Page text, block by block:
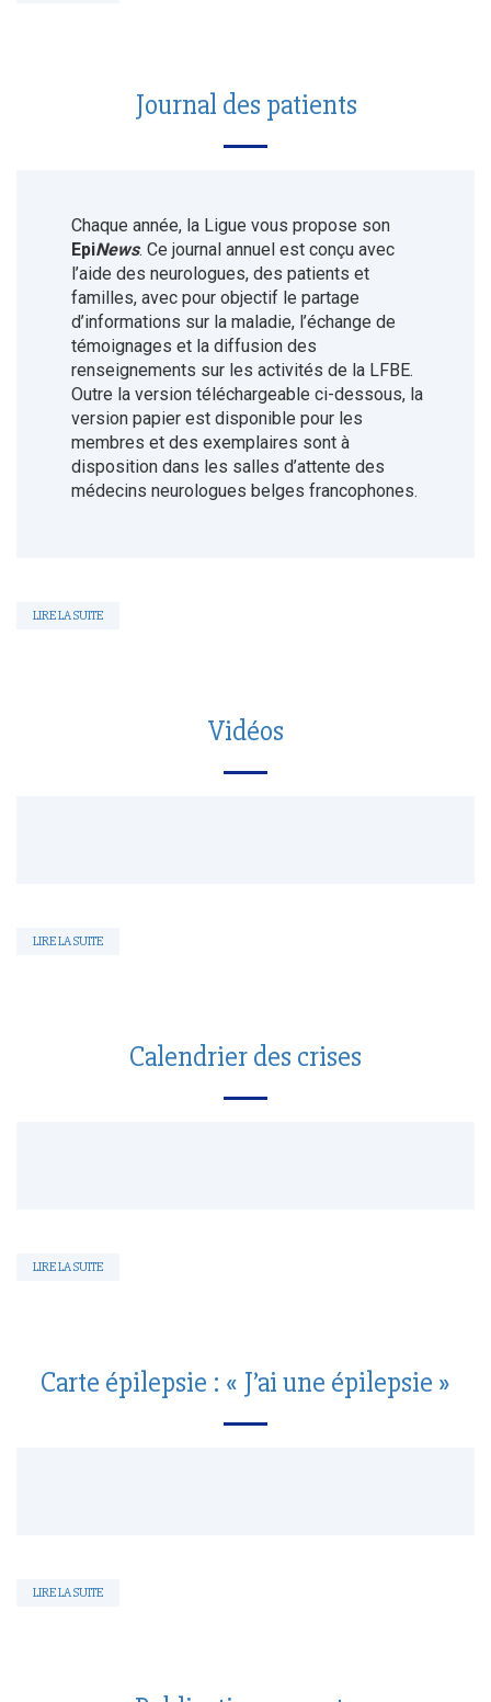
Journal des patients
Chaque année, la Ligue vous propose son
EpiNews. Ce journal annuel est conçu avec
l’aide des neurologues, des patients et
familles, avec pour objectif le partage
d’informations sur la maladie, l’échange de
témoignages et la diffusion des
renseignements sur les activités de la LFBE.
Outre la version téléchargeable ci-dessous, la
version papier est disponible pour les
membres et des exemplaires sont à
disposition dans les salles d’attente des
médecins neurologues belges francophones.
LIRE LA SUITE
Vidéos
LIRE LA SUITE
Calendrier des crises
LIRE LA SUITE
Carte épilepsie : « J’ai une épilepsie »
LIRE LA SUITE